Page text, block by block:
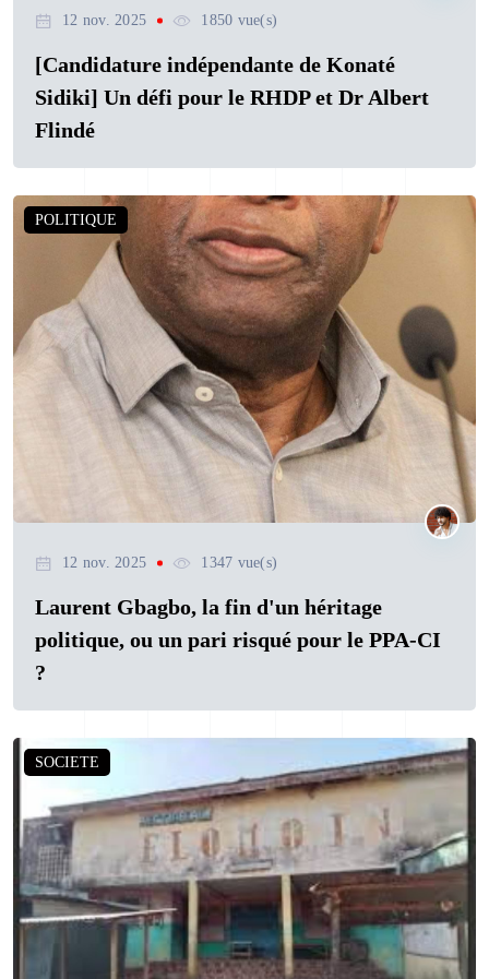
12 nov. 2025 1850 vue(s)
[Candidature indépendante de Konaté
Sidiki] Un défi pour le RHDP et Dr Albert
Flindé
POLITIQUE
12 nov. 2025 1347 vue(s)
Laurent Gbagbo, la fin d'un héritage
politique, ou un pari risqué pour le PPA-CI
?
SOCIETE